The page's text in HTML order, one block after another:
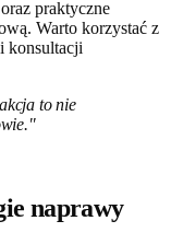
oraz praktyczne
Warto korzystać z
konsultacji
to nie
naprawy